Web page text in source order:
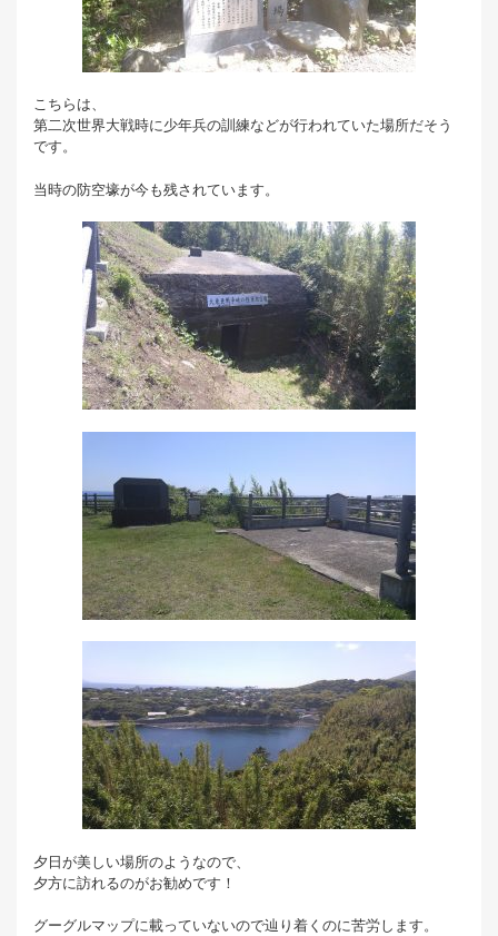
こちらは、
第二次世界大戦時に少年兵の訓練などが行われていた場所だそう
です。
当時の防空壕が今も残されています。
夕日が美しい場所のようなので、
夕方に訪れるのがお勧めです！
グーグルマップに載っていないので辿り着くのに苦労します。